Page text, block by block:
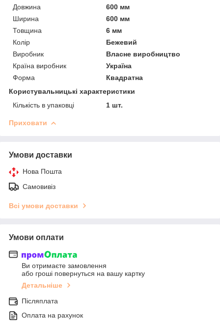
Довжина
600 мм
Ширина
600 мм
Товщина
6 мм
Колір
Бежевий
Виробник
Власне виробництво
Країна виробник
Україна
Форма
Квадратна
Користувальницькі характеристики
Кількість в упаковці
1 шт.
Приховати
Умови доставки
Нова Пошта
Самовивіз
Всі умови доставки
Умови оплати
Ви отримаєте замовлення
або гроші повернуться на вашу картку
Детальніше
Післяплата
Оплата на рахунок